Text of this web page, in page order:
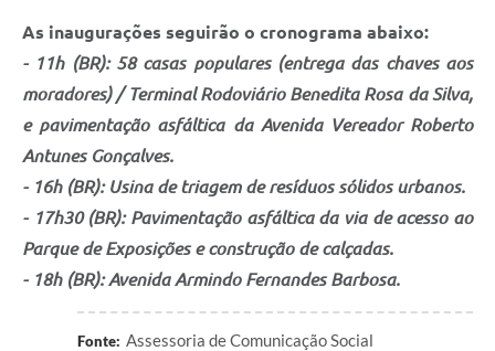
As inaugurações seguirão o cronograma abaixo:
- 11h (BR): 58 casas populares (entrega das chaves aos
moradores) / Terminal Rodoviário Benedita Rosa da Silva,
e pavimentação asfáltica da Avenida Vereador Roberto
Antunes Gonçalves.
- 16h (BR): Usina de triagem de resíduos sólidos urbanos.
- 17h30 (BR): Pavimentação asfáltica da via de acesso ao
Parque de Exposições e construção de calçadas.
- 18h (BR): Avenida Armindo Fernandes Barbosa.
Fonte: Assessoria de Comunicação Social